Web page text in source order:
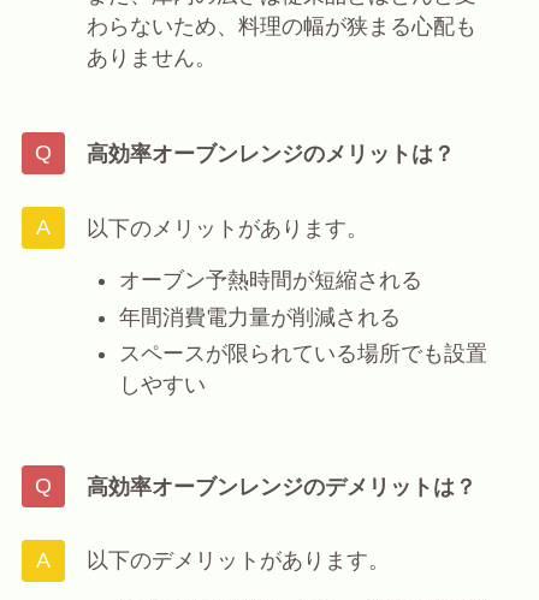
わらないため、料理の幅が狭まる心配も
ありません。
高効率オーブンレンジのメリットは？
以下のメリットがあります。
オーブン予熱時間が短縮される
年間消費電力量が削減される
スペースが限られている場所でも設置
しやすい
高効率オーブンレンジのデメリットは？
以下のデメリットがあります。